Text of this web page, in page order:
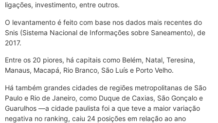
ligações, investimento, entre outros.
O levantamento é feito com base nos dados mais recentes do
Snis (Sistema Nacional de Informações sobre Saneamento), de
2017.
Entre os 20 piores, há capitais como Belém, Natal, Teresina,
Manaus, Macapá, Rio Branco, São Luís e Porto Velho.
Há também grandes cidades de regiões metropolitanas de São
Paulo e Rio de Janeiro, como Duque de Caxias, São Gonçalo e
Guarulhos —a cidade paulista foi a que teve a maior variação
negativa no ranking, caiu 24 posições em relação ao ano